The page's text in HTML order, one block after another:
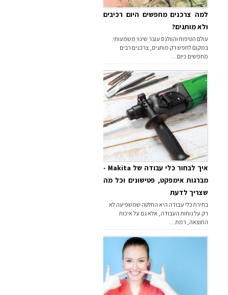
למה צרכנים מחפשים היום רכיבים
ולא מותגים?
עולם הטיפוח והוולנס עובר שינוי משמעותי.
במקום לחפש רק מותגים, צרכנים רבים
מחפשים כיום…
איך לבחור כלי עבודה של Makita -
מברגות אימפקט, פטישונים וכל מה
שצריך לדעת
בחירת כלי עבודה היא החלטה שמשפיעה לא
רק על נוחות העבודה, אלא גם על איכות
התוצאה, רמת…